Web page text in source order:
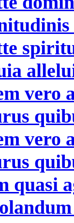
vero
vero
quasi